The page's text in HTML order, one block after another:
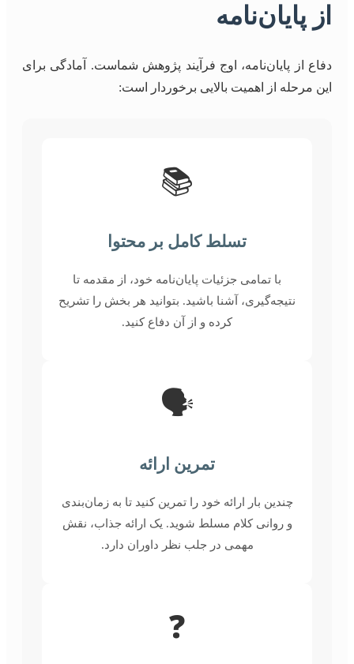
از پایان‌نامه
دفاع از پایان‌نامه، اوج فرآیند پژوهش شماست. آمادگی برای
این مرحله از اهمیت بالایی برخوردار است:
📚
تسلط کامل بر محتوا
با تمامی جزئیات پایان‌نامه خود، از مقدمه تا
نتیجه‌گیری، آشنا باشید. بتوانید هر بخش را تشریح
کرده و از آن دفاع کنید.
🗣️
تمرین ارائه
چندین بار ارائه خود را تمرین کنید تا به زمان‌بندی
و روانی کلام مسلط شوید. یک ارائه جذاب، نقش
مهمی در جلب نظر داوران دارد.
❓